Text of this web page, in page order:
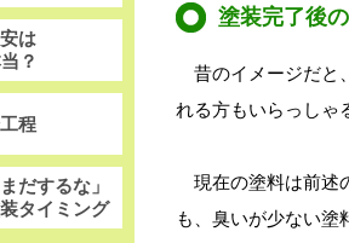
塗装完了後
昔のイメージだと
れる方もいらっしゃ
現在の塗料は前述
も、臭いが少ない塗
は
？
程
だするな」
タイミング